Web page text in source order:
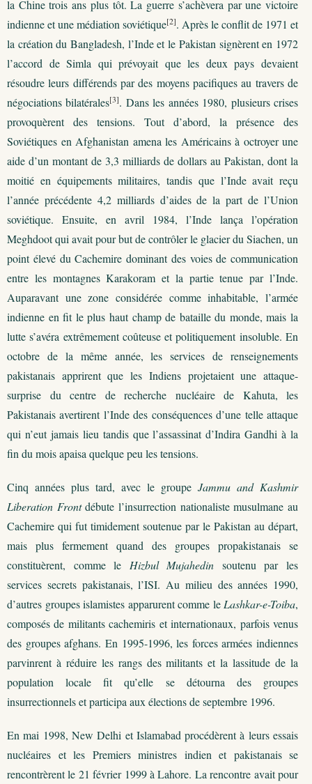
la Chine trois ans plus tôt. La guerre s’achèvera par une victoire
indienne et une médiation soviétique[2]. Après le conflit de 1971 et
la création du Bangladesh, l’Inde et le Pakistan signèrent en 1972
l’accord de Simla qui prévoyait que les deux pays devaient
résoudre leurs différends par des moyens pacifiques au travers de
négociations bilatérales[3]. Dans les années 1980, plusieurs crises
provoquèrent des tensions. Tout d’abord, la présence des
Soviétiques en Afghanistan amena les Américains à octroyer une
aide d’un montant de 3,3 milliards de dollars au Pakistan, dont la
moitié en équipements militaires, tandis que l’Inde avait reçu
l’année précédente 4,2 milliards d’aides de la part de l’Union
soviétique. Ensuite, en avril 1984, l’Inde lança l’opération
Meghdoot qui avait pour but de contrôler le glacier du Siachen, un
point élevé du Cachemire dominant des voies de communication
entre les montagnes Karakoram et la partie tenue par l’Inde.
Auparavant une zone considérée comme inhabitable, l’armée
indienne en fit le plus haut champ de bataille du monde, mais la
lutte s’avéra extrêmement coûteuse et politiquement insoluble. En
octobre de la même année, les services de renseignements
pakistanais apprirent que les Indiens projetaient une attaque-
surprise du centre de recherche nucléaire de Kahuta, les
Pakistanais avertirent l’Inde des conséquences d’une telle attaque
qui n’eut jamais lieu tandis que l’assassinat d’Indira Gandhi à la
fin du mois apaisa quelque peu les tensions.
Cinq années plus tard, avec le groupe Jammu and Kashmir
Liberation Frontdébute l’insurrection nationaliste musulmane au
Cachemire qui fut timidement soutenue par le Pakistan au départ,
mais plus fermement quand des groupes propakistanais se
constituèrent, comme le Hizbul Mujahedin soutenu par les
services secrets pakistanais, l’ISI. Au milieu des années 1990,
d’autres groupes islamistes apparurent comme le Lashkar-e-Toiba,
composés de militants cachemiris et internationaux, parfois venus
des groupes afghans. En 1995-1996, les forces armées indiennes
parvinrent à réduire les rangs des militants et la lassitude de la
population locale fit qu’elle se détourna des groupes
insurrectionnels et participa aux élections de septembre 1996.
En mai 1998, New Delhi et Islamabad procédèrent à leurs essais
nucléaires et les Premiers ministres indien et pakistanais se
rencontrèrent le 21 février 1999 à Lahore. La rencontre avait pour